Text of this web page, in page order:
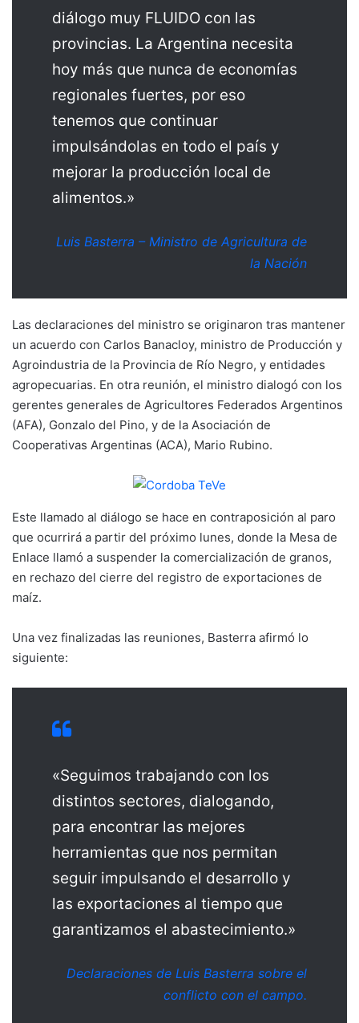
diálogo muy FLUIDO con las
provincias. La Argentina necesita
hoy más que nunca de economías
regionales fuertes, por eso
tenemos que continuar
impulsándolas en todo el país y
mejorar la producción local de
alimentos.»
Luis Basterra – Ministro de Agricultura de
la Nación
Las declaraciones del ministro se originaron tras mantener
un acuerdo con Carlos Banacloy, ministro de Producción y
Agroindustria de la Provincia de Río Negro, y entidades
agropecuarias. En otra reunión, el ministro dialogó con los
gerentes generales de Agricultores Federados Argentinos
(AFA), Gonzalo del Pino, y de la Asociación de
Cooperativas Argentinas (ACA), Mario Rubino.
Este llamado al diálogo se hace en contraposición al paro
que ocurrirá a partir del próximo lunes, donde la Mesa de
Enlace llamó a suspender la comercialización de granos,
en rechazo del cierre del registro de exportaciones de
maíz.
Una vez finalizadas las reuniones, Basterra afirmó lo
siguiente:
«Seguimos trabajando con los
distintos sectores, dialogando,
para encontrar las mejores
herramientas que nos permitan
seguir impulsando el desarrollo y
las exportaciones al tiempo que
garantizamos el abastecimiento.»
Declaraciones de Luis Basterra sobre el
conflicto con el campo.